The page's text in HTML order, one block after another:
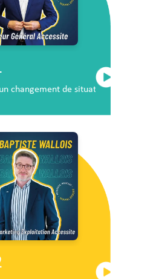
un changement de situation